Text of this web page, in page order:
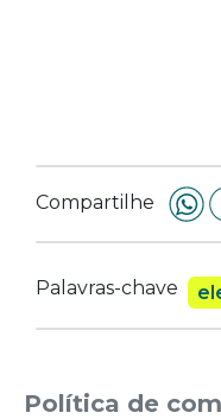
Compartilhe
Palavras-chave
Política de